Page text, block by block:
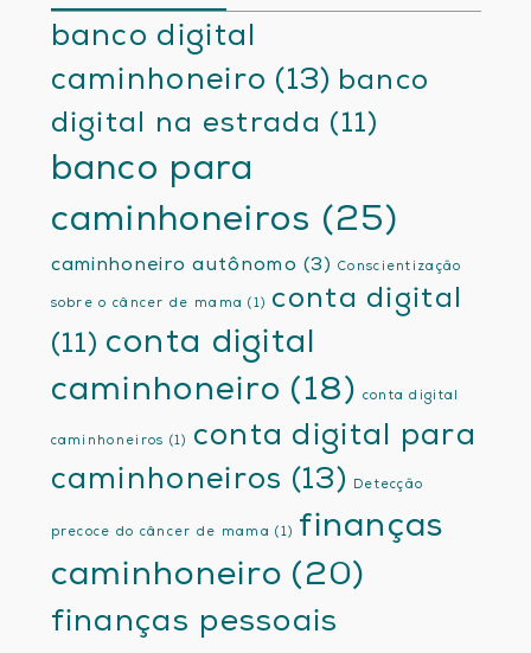
banco digital
caminhoneiro (13) banco
digital na estrada (11)
banco para
caminhoneiros (25)
caminhoneiro autônomo (3) Conscientização
sobre o câncer de mama (1)
conta digital
(11) conta digital
caminhoneiro (18) conta digital
caminhoneiros (1)
conta digital para
caminhoneiros (13) Detecção
precoce do câncer de mama (1)
finanças
caminhoneiro (20)
finanças pessoais